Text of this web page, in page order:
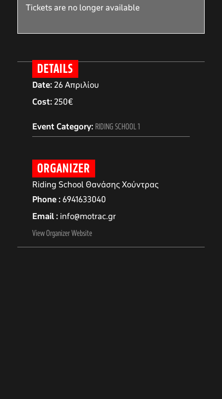
DETAILS
Date:26 Απριλίου
Cost:250€
Event Category: RIDING SCHOOL 1
ORGANIZER
Riding School Θανάσης Χούντρας
Phone 6941633040
Email info@motrac.gr
View Organizer Website
Tickets are no longer available